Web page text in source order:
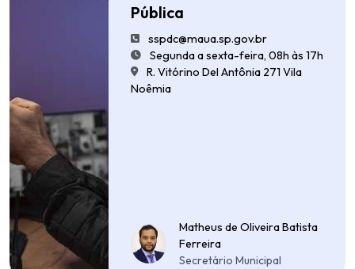
Pública
sspdc@maua.sp.gov.br
Segunda a sexta-feira, 08h às 17h
R. Vitórino Del Antônia 271 Vila
Noêmia
Matheus de Oliveira Batista
Ferreira
Secretário Municipal